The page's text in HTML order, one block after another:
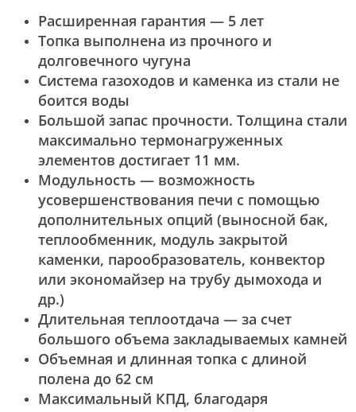
Расширенная гарантия — 5 лет
Топка выполнена из прочного и
долговечного чугуна
Система газоходов и каменка из стали не
боится воды
Большой запас прочности. Толщина стали
максимально термонагруженных
элементов достигает 11 мм.
Модульность — возможность
усовершенствования печи с помощью
дополнительных опций (выносной бак,
теплообменник, модуль закрытой
каменки, парообразователь, конвектор
или экономайзер на трубу дымохода и
др.)
Длительная теплоотдача — за счет
большого объема закладываемых камней
Объемная и длинная топка с длиной
полена до 62 см
Максимальный КПД, благодаря